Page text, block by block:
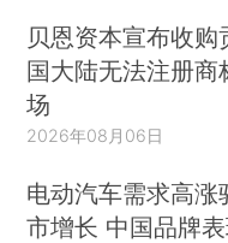
贝恩资本宣布收购
国大陆无法注册商
场
2026年08月06日
电动汽车需求高涨
市增长 中国品牌表